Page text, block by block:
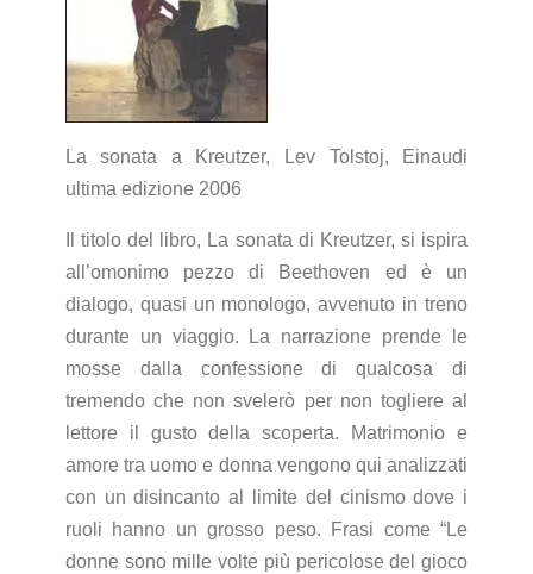
La sonata a Kreutzer, Lev Tolstoj, Einaudi
ultima edizione 2006
Il titolo del libro, La sonata di Kreutzer, si ispira
all’omonimo pezzo di Beethoven ed è un
dialogo, quasi un monologo, avvenuto in treno
durante un viaggio. La narrazione prende le
mosse dalla confessione di qualcosa di
tremendo che non svelerò per non togliere al
lettore il gusto della scoperta. Matrimonio e
amore tra uomo e donna vengono qui analizzati
con un disincanto al limite del cinismo dove i
ruoli hanno un grosso peso. Frasi come “Le
donne sono mille volte più pericolose del gioco